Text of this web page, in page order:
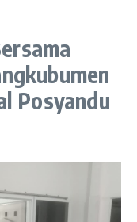
Posyandu